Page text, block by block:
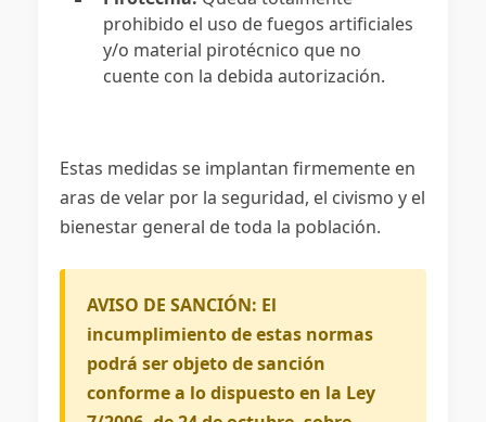
prohibido el uso de fuegos artificiales
y/o material pirotécnico que no
cuente con la debida autorización.
Estas medidas se implantan firmemente en
aras de velar por la seguridad, el civismo y el
bienestar general de toda la población.
AVISO DE SANCIÓN: El
incumplimiento de estas normas
podrá ser objeto de sanción
conforme a lo dispuesto en la Ley